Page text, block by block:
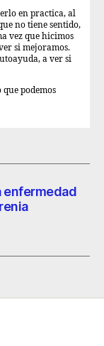
en practica, al
no tiene sentido,
vez que hicimos
si mejoramos.
a ver si
podemos
enfermedad